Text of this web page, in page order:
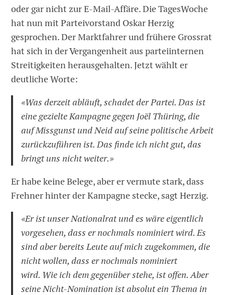
oder gar nicht zur E-Mail-Affäre. Die TagesWoche
hat nun mit Parteivorstand Oskar Herzig
gesprochen. Der Marktfahrer und frühere Grossrat
hat sich in der Vergangenheit aus parteiinternen
Streitigkeiten herausgehalten. Jetzt wählt er
deutliche Worte:
«Was derzeit abläuft, schadet der Partei. Das ist
eine gezielte Kampagne gegen Joël Thüring, die
auf Missgunst und Neid auf seine politische Arbeit
zurückzuführen ist. Das finde ich nicht gut, das
bringt uns nicht weiter.»
Er habe keine Belege, aber er vermute stark, dass
Frehner hinter der Kampagne stecke, sagt Herzig.
«Er ist unser Nationalrat und es wäre eigentlich
vorgesehen, dass er nochmals nominiert wird. Es
sind aber bereits Leute auf mich zugekommen, die
nicht wollen, dass er nochmals nominiert
wird. Wie ich dem gegenüber stehe, ist offen. Aber
seine Nicht-Nomination ist absolut ein Thema in